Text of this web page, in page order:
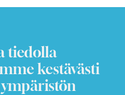
tiedolla
kestävästi